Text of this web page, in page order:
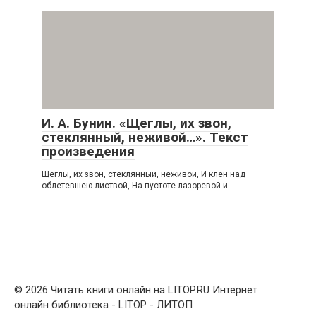
И. А. Бунин. «Щеглы, их звон,
стеклянный, неживой…». Текст
произведения
Щеглы, их звон, стеклянный, неживой, И клен над
облетевшею листвой, На пустоте лазоревой и
© 2026 Читать книги онлайн на LITOP.RU Интернет
онлайн библиотека - LITOP - ЛИТОП